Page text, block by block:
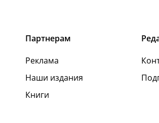
Партнерам
Реклама
Наши издания
Книги